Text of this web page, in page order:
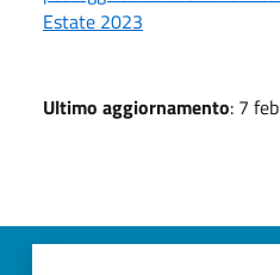
Estate 2023
Ultimo aggiornamento: 7